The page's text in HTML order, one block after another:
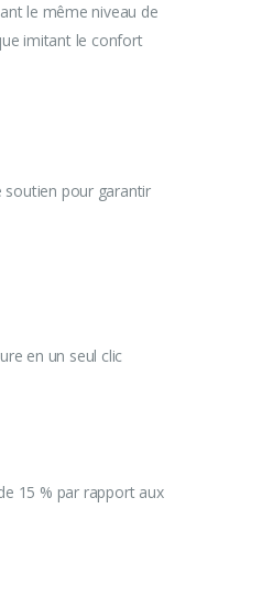
le même niveau de
imitant le confort
soutien pour garantir
en un seul clic
15 % par rapport aux